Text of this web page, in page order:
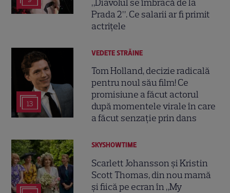
„Diavolul se îmbracă de la
Prada 2”. Ce salarii ar fi primit
actrițele
13
VEDETE STRĂINE
Tom Holland, decizie radicală
pentru noul său film! Ce
promisiune a făcut actorul
după momentele virale în care
a făcut senzație prin dans
SKYSHOWTIME
Scarlett Johansson și Kristin
Scott Thomas, din nou mamă
și fiică pe ecran în „My